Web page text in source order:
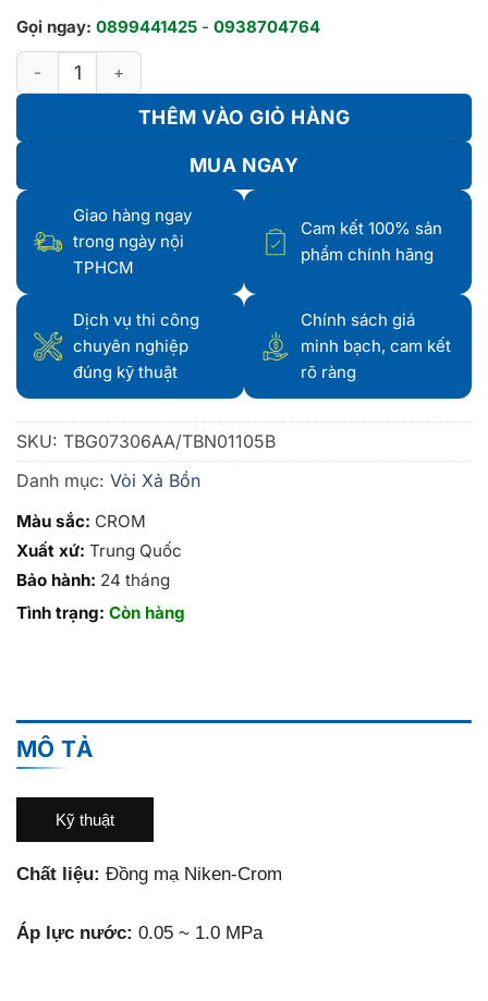
Gọi ngay: 0899441425 - 0938704764
Vòi xả bồn nóng lạnh kèm sen tắm GE (loại đặt sàn) (kèm đế)
THÊM VÀO GIỎ HÀNG
MUA NGAY
Giao hàng ngay
trong ngày nội
TPHCM
Cam kết 100% sản
phẩm chính hãng
Dịch vụ thi công
chuyên nghiệp
đúng kỹ thuật
Chính sách giá
minh bạch, cam kết
rõ ràng
SKU: TBG07306AA/TBN01105B
Danh mục: Vòi Xả Bồn
Màu sắc: CROM
Xuất xứ: Trung Quốc
Bảo hành: 24 tháng
Tình trạng: Còn hàng
MÔ TẢ
Kỹ thuật
Chất liệu: Đồng mạ Niken-Crom
Áp lực nước: 0.05 ~ 1.0 MPa